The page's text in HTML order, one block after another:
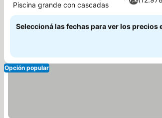
Piscina grande con cascadas
Seleccioná las fechas para ver los precios
Opción popular